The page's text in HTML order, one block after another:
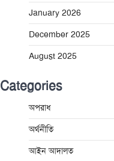
January 2026
December 2025
August 2025
Categories
অপরাধ
অর্থনীতি
আইন আদালত